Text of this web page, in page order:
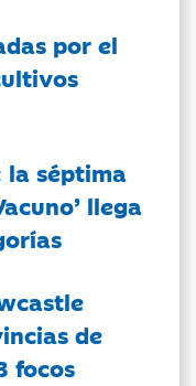
por el
la séptima
llega
de
focos